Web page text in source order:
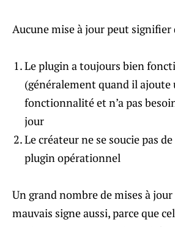
Aucune mise à jour peut signifier
Le plugin a toujours bien
(généralement quand il ajoute
fonctionnalité et n’a pas
jour
Le créateur ne se soucie pas
plugin opérationnel
Un grand nombre de mises à
mauvais signe aussi, parce que